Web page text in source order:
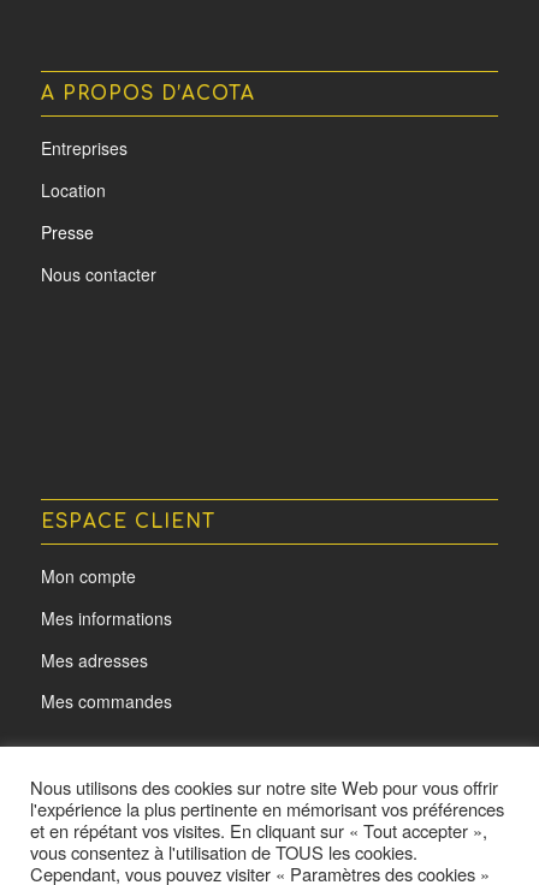
A PROPOS D’ACOTA
Entreprises
Location
Presse
Nous contacter
ESPACE CLIENT
Mon compte
Mes informations
Mes adresses
Mes commandes
Nous utilisons des cookies sur notre site Web pour vous offrir
l'expérience la plus pertinente en mémorisant vos préférences
et en répétant vos visites. En cliquant sur « Tout accepter »,
vous consentez à l'utilisation de TOUS les cookies.
Cependant, vous pouvez visiter « Paramètres des cookies »